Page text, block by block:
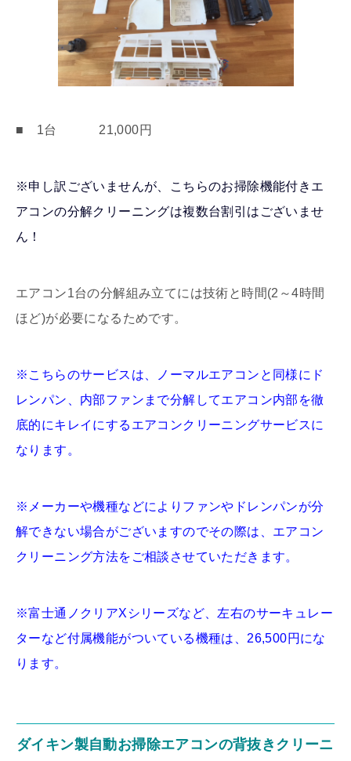
■ 1台 21,000円
※申し訳ございませんが、こちらのお掃除機能付きエ
アコンの分解クリーニングは複数台割引はございませ
ん！
エアコン1台の分解組み立てには技術と時間(2～4時間
ほど)が必要になるためです。
※こちらのサービスは、ノーマルエアコンと同様にド
レンパン、内部ファンまで分解してエアコン内部を徹
底的にキレイにするエアコンクリーニングサービスに
なります。
※メーカーや機種などによりファンやドレンパンが分
解できない場合がございますのでその際は、エアコン
クリーニング方法をご相談させていただきます。
※富士通ノクリアXシリーズなど、左右のサーキュレー
ターなど付属機能がついている機種は、26,500円にな
ります。
ダイキン製自動お掃除エアコンの背抜きクリーニ